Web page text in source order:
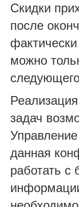
Скидки
после
фактически
можно
задач
данная
работать